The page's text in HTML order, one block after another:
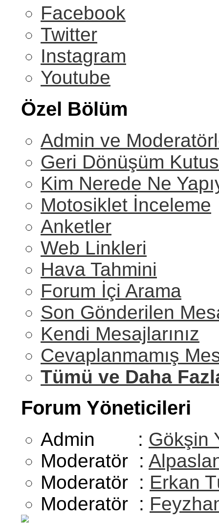
Facebook
Twitter
Instagram
Youtube
Özel Bölüm
Admin ve
Geri Dönüşüm
Kim Nerede Ne
Motosiklet İnceleme
Anketler
Web Linkleri
Hava Tahmini
Forum İçi Arama
Son Gönderilen
Kendi Mesajlarınız
Cevaplanmamış
Tümü ve Daha
Forum Yöneticileri
Admin : Gökşin
Moderatör :
Moderatör : Erkan
Moderatör :